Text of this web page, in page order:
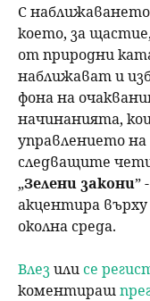
С
което, за
от природни
наближават и
фона на
начинанията,
управлението
следващите
„Зелени закони”
акцентира
околна среда.
Влезили се
коментираш